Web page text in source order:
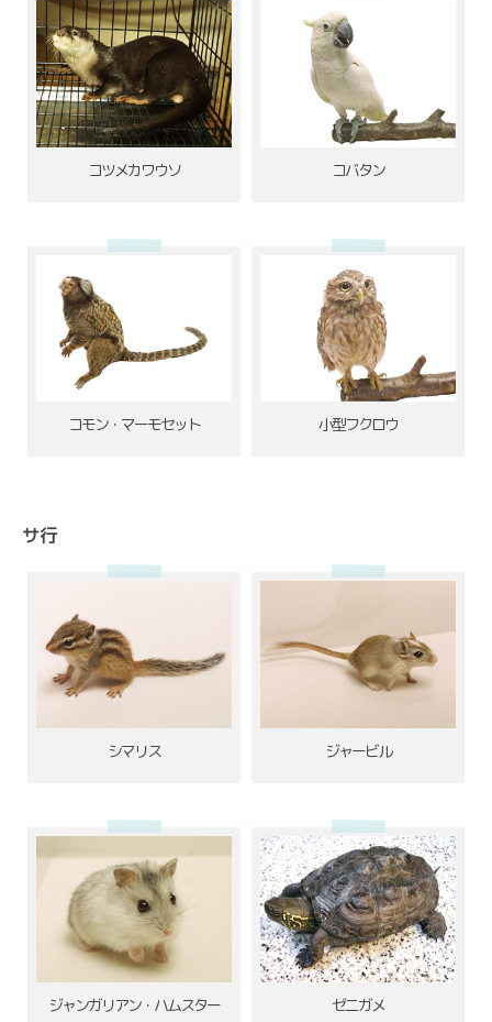
コツメカワウソ コバタン
コモン・マーモセット 小型フクロウ
サ行
シマリス ジャービル
ジャンガリアン・ハムスター ゼニガメ